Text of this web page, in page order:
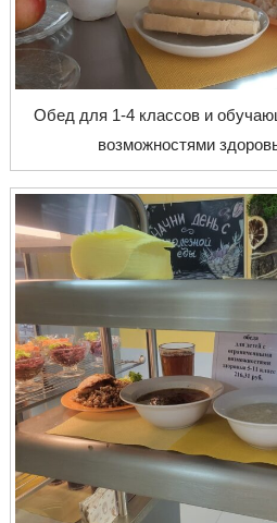
Обед для 1-4 классов и
возможностями